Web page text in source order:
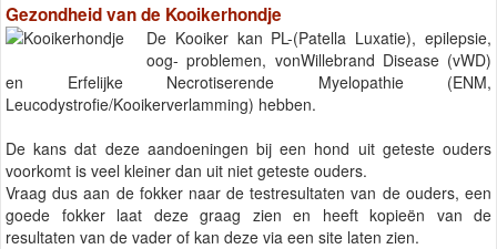
Gezondheid van de Kooikerhondje
De Kooiker kan PL-(Patella Luxatie), epilepsie,
oog- problemen, vonWillebrand Disease (vWD)
en Erfelijke Necrotiserende Myelopathie (ENM,
Leucodystrofie/Kooikerverlamming) hebben.
De kans dat deze aandoeningen bij een hond uit geteste ouders
voorkomt is veel kleiner dan uit niet geteste ouders.
Vraag dus aan de fokker naar de testresultaten van de ouders, een
goede fokker laat deze graag zien en heeft kopieën van de
resultaten van de vader of kan deze via een site laten zien.